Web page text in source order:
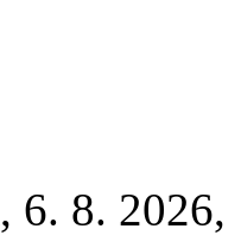
, 6. 8. 2026,